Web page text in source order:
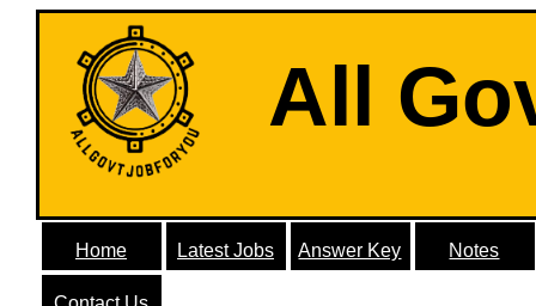
All
Home Latest Jobs Answer Key Notes